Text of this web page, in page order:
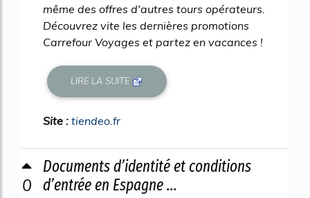
même des offres d'autres tours opérateurs.
Découvrez vite les dernières promotions
Carrefour Voyages et partez en vacances !
LIRE LA SUITE
Site : tiendeo.fr
0
Documents d’identité et conditions
d’entrée en Espagne ...